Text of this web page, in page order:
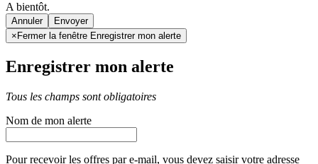
A bientôt.
Annuler
× Fermer la fenêtre Enregistrer mon alerte
Enregistrer mon alerte
Tous les champs sont obligatoires
Nom de mon alerte
Pour recevoir les offres par e-mail, vous devez saisir votre adresse